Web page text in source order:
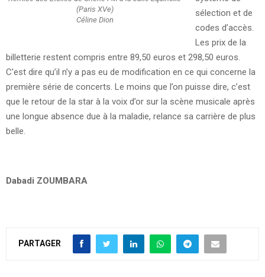
(Paris XVe)
Céline Dion
sélection et de
codes d’accès.
Les prix de la
billetterie restent compris entre 89,50 euros et 298,50 euros.
C’est dire qu’il n’y a pas eu de modification en ce qui concerne la
première série de concerts. Le moins que l’on puisse dire, c’est
que le retour de la star à la voix d’or sur la scène musicale après
une longue absence due à la maladie, relance sa carrière de plus
belle.
Dabadi ZOUMBARA
PARTAGER